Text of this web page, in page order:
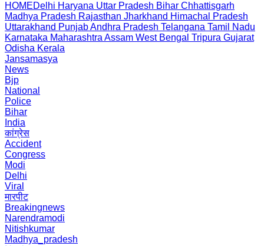
HOMEDelhi Haryana Uttar Pradesh Bihar Chhattisgarh
Madhya Pradesh Rajasthan Jharkhand Himachal Pradesh
Uttarakhand PunjabAndhra Pradesh Telangana Tamil Nadu
Karnataka Maharashtra Assam West Bengal Tripura Gujarat
Odisha Kerala
Jansamasya
News
Bjp
National
Police
Bihar
India
कांग्रेस
Accident
Congress
Modi
Delhi
Viral
मारपीट
Breakingnews
Narendramodi
Nitishkumar
Madhya_pradesh